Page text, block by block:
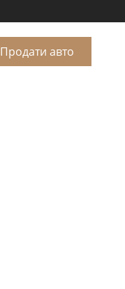
Продати авто